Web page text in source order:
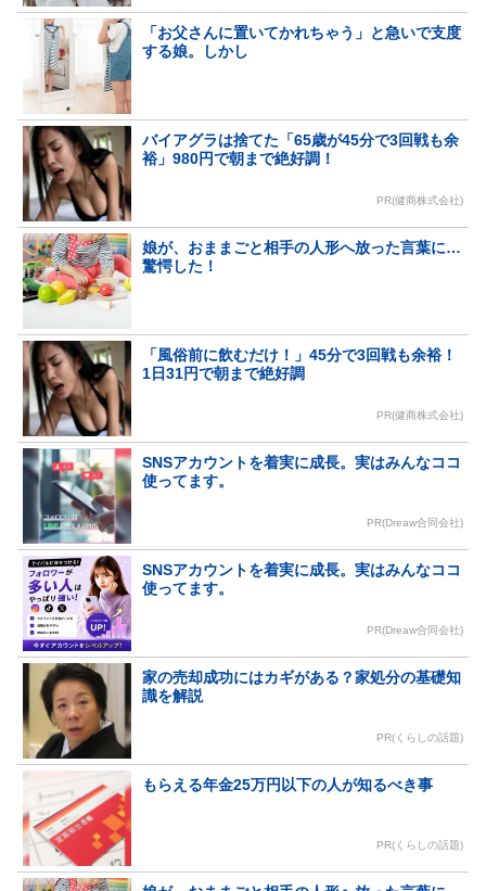
「お父さんに置いてかれちゃう」と急いで支度
する娘。しかし
バイアグラは捨てた「65歳が45分で3回戦も余
裕」980円で朝まで絶好調！
PR(健商株式会社)
娘が、おままごと相手の人形へ放った言葉に…
驚愕した！
「風俗前に飲むだけ！」45分で3回戦も余裕！
1日31円で朝まで絶好調
PR(健商株式会社)
SNSアカウントを着実に成長。実はみんなココ
使ってます。
PR(Dreaw合同会社)
SNSアカウントを着実に成長。実はみんなココ
使ってます。
PR(Dreaw合同会社)
家の売却成功にはカギがある？家処分の基礎知
識を解説
PR(くらしの話題)
もらえる年金25万円以下の人が知るべき事
PR(くらしの話題)